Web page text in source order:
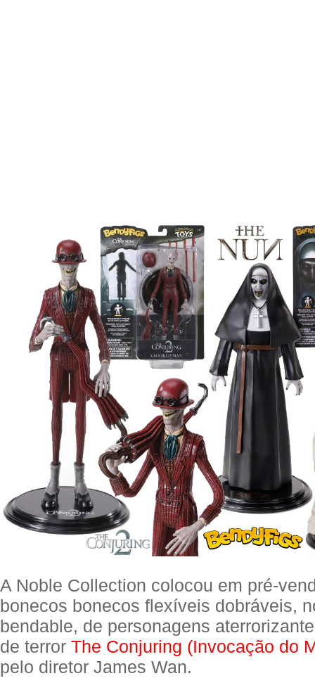
A Noble Collection colocou em pré-
bonecos bonecos flexíveis dobráveis,
bendable, de personagens
de terror The Conjuring (Invocação do
pelo diretor James Wan.